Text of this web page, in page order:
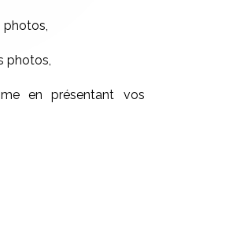
photos,
photos,
en présentant vos